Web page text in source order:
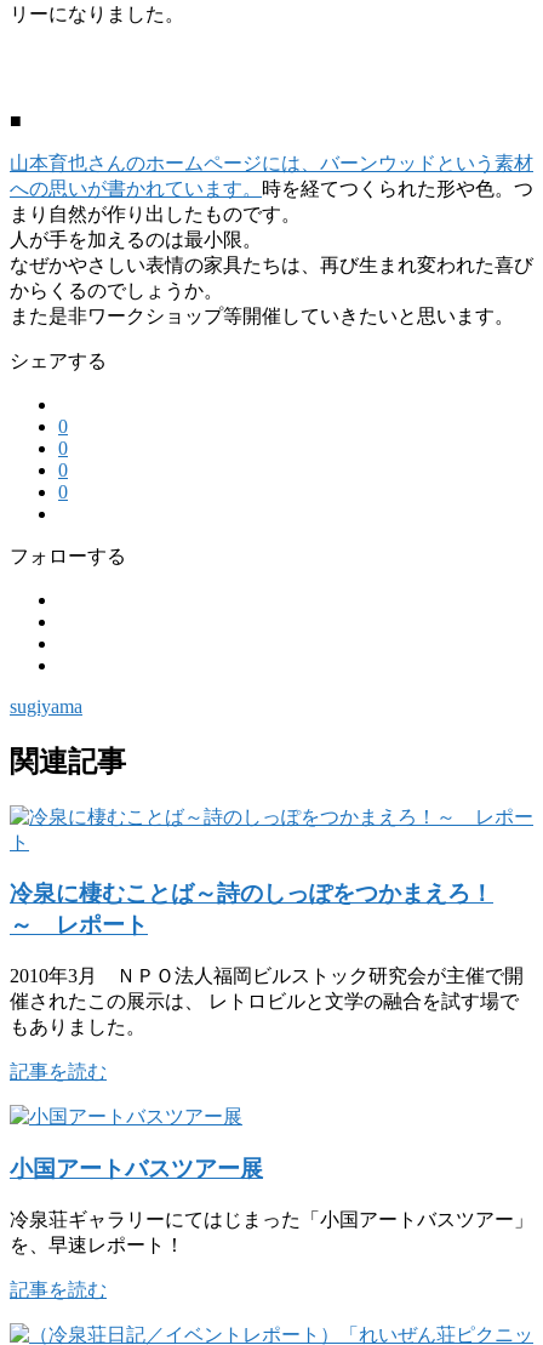
リーになりました。
■
山本育也さんのホームページには、バーンウッドという素材
への思いが書かれています。 時を経てつくられた形や色。つ
まり自然が作り出したものです。
人が手を加えるのは最小限。
なぜかやさしい表情の家具たちは、再び生まれ変われた喜び
からくるのでしょうか。
また是非ワークショップ等開催していきたいと思います。
シェアする
0
0
0
0
フォローする
sugiyama
関連記事
冷泉に棲むことば～詩のしっぽをつかまえろ！
～ レポート
2010年3月 ＮＰＯ法人福岡ビルストック研究会が主催で開
催されたこの展示は、 レトロビルと文学の融合を試す場で
もありました。
記事を読む
小国アートバスツアー展
冷泉荘ギャラリーにてはじまった「小国アートバスツアー」
を、早速レポート！
記事を読む